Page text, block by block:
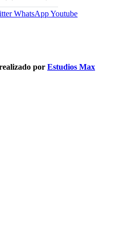
WhatsAppYoutube
por Estudios Max